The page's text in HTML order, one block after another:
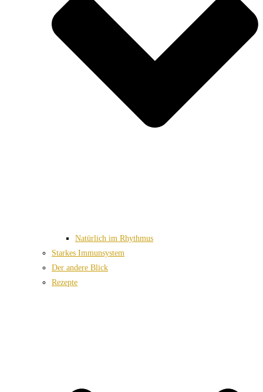
Natürlich im Rhythmus
Starkes Immunsystem
Der andere Blick
Rezepte